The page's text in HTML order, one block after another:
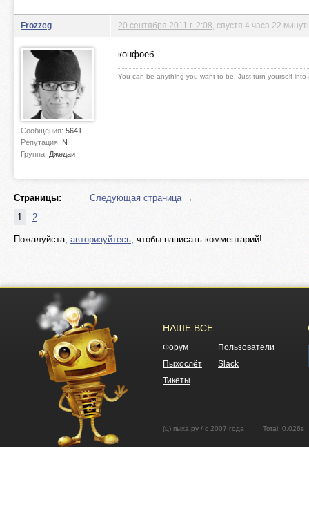
Frozzeg
Сообщения: 5641
Репутация: N
Группа: Джедаи
20 сентября 2011 г. 2:08 , спустя 4 часа 22
конфоеб
You can be anything you want to be. Just turn yourself
Страницы: ← Следующая страница→
1
2
Пожалуйста, авторизуйтесь, чтобы написать комментарий!
НАШЕ ВСЕ
Форум
Пользователи
Пыхослёт
Slack
Тикеты
(ц) пыха.ру / с 2007 года Total: